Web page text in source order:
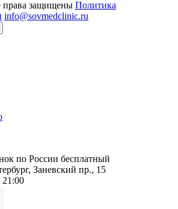
права защищены Политика
info@sovmedclinic.ru
по России бесплатный
Заневский пр., 15